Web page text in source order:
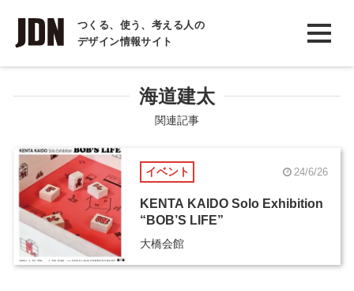
つくる、使う、考える人の
デザイン情報サイト
INTERVIEW
インタビュー
COLUMN
コラム
海道建太
関連記事
イベント 24/6/26
KENTA KAIDO Solo Exhibition
“BOB’S LIFE”
大橋会館